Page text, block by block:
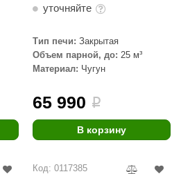
уточняйте
Тип печи: Закрытая
Объем парной, до: 25 м³
Материал: Чугун
65 990 i
В корзину
Код: 0117385